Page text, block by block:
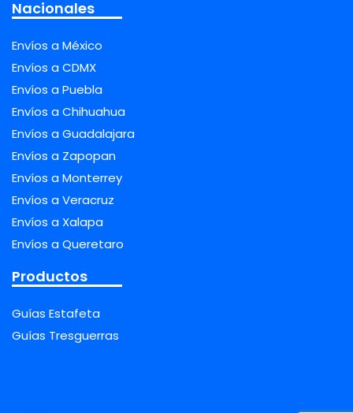
Nacionales
Envíos a México
Envíos a CDMX
Envíos a Puebla
Envíos a Chihuahua
Envíos a Guadalajara
Envíos a Zapopan
Envíos a Monterrey
Envíos a Veracruz
Envíos a Xalapa
Envíos a Queretaro
Productos
Guías Estafeta
Guías Tresguerras